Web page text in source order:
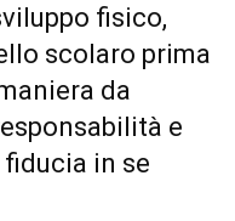
fisico,
scolaro prima
da
e
in se